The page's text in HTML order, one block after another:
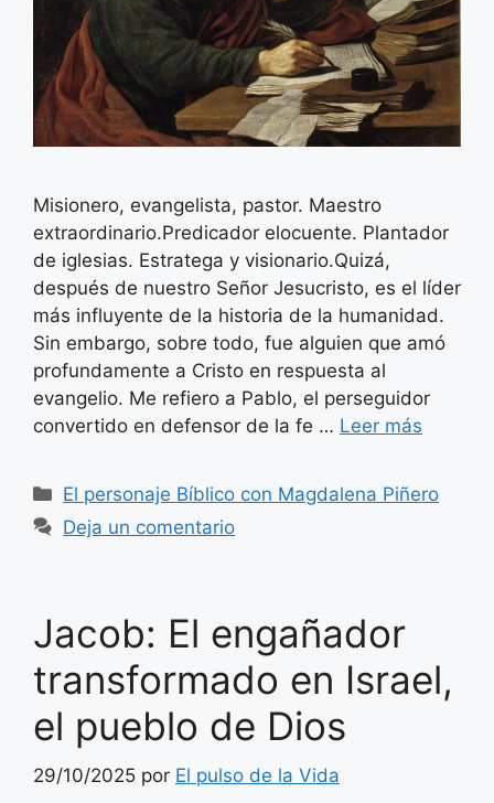
Misionero, evangelista, pastor. Maestro
extraordinario.Predicador elocuente. Plantador
de iglesias. Estratega y visionario.Quizá,
después de nuestro Señor Jesucristo, es el líder
más influyente de la historia de la humanidad.
Sin embargo, sobre todo, fue alguien que amó
profundamente a Cristo en respuesta al
evangelio. Me refiero a Pablo, el perseguidor
convertido en defensor de la fe … Leer más
Categorías
El personaje Bíblico con Magdalena Piñero
Deja un comentario
Jacob: El engañador
transformado en Israel,
el pueblo de Dios
29/10/2025 por El pulso de la Vida